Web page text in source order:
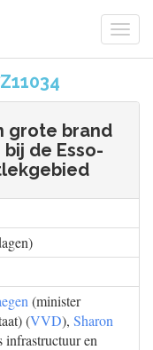
grote brand
de Esso-
(minister
(VVD), Sharon
infrastructuur en